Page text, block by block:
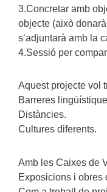
3.Concretar amb
objecte (això
s’adjuntarà amb la
4.Sessió per
Aquest projecte vol
Barreres
Distàncies.
Cultures diferents.
Amb les Caixes de
Exposicions i obres